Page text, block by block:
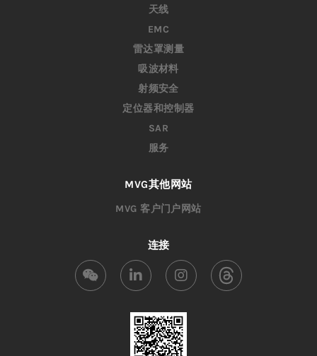
天线
EMC
雷达罩测量
吸波材料
射频安全
定位器和控制器
SAR
服务
MVG其他网站
MVG 客户门户网站
连接